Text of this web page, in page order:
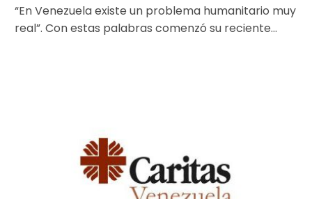
“En Venezuela existe un problema humanitario muy
real”. Con estas palabras comenzó su reciente
sumaría
a
la